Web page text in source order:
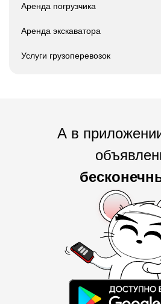
Аренда погрузчика
Аренда экскаватора
Услуги грузоперевозок
А в